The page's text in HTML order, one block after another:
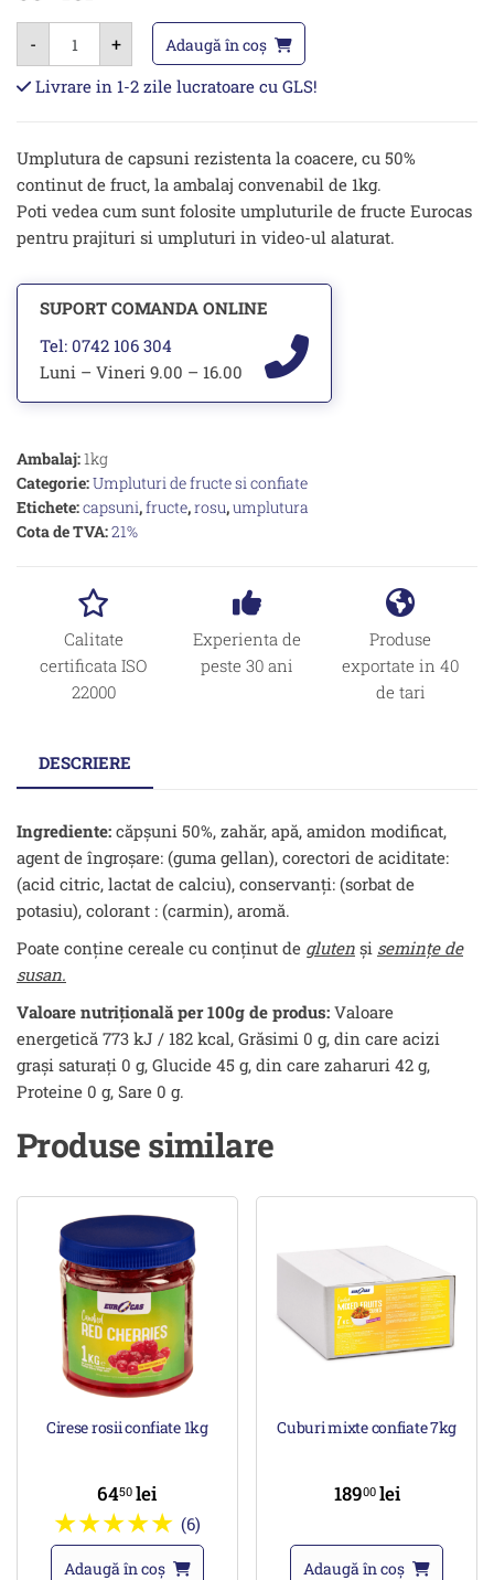
-
Cantitate
Umplutura
cu
capsuni
50%
+ Adaugă în coș
Livrare in 1-2 zile lucratoare cu GLS!
Umplutura de capsuni rezistenta la coacere, cu 50%
continut de fruct, la ambalaj convenabil de 1kg.
Poti vedea cum sunt folosite umpluturile de fructe Eurocas
pentru prajituri si umpluturi in video-ul alaturat.
SUPORT COMANDA ONLINE
Tel: 0742 106 304
Luni – Vineri 9.00 – 16.00
Ambalaj:1kg
Categorie:Umpluturi de fructe si confiate
Etichete:capsuni,fructe,rosu,umplutura
Cota de TVA:21%
Calitate
certificata ISO
22000
Experienta de
peste 30 ani
Produse
exportate in 40
de tari
DESCRIERE
Ingrediente: căpşuni 50%, zahăr, apă, amidon modificat,
agent de îngroşare: (guma gellan), corectori de aciditate:
(acid citric, lactat de calciu), conservanţi: (sorbat de
potasiu), colorant : (carmin), aromă.
Poate conţine cereale cu conţinut de gluten şi seminţe de
susan.
Valoare nutrițională per 100g de produs: Valoare
energetică 773 kJ / 182 kcal, Grăsimi 0 g, din care acizi
grași saturați 0 g, Glucide 45 g, din care zaharuri 42 g,
Proteine 0 g, Sare 0 g.
Produse similare
Cirese rosii confiate 1kg
6450lei
(6)
Adaugă în coș
Cuburi mixte confiate 7kg
18900 lei
Adaugă în coș